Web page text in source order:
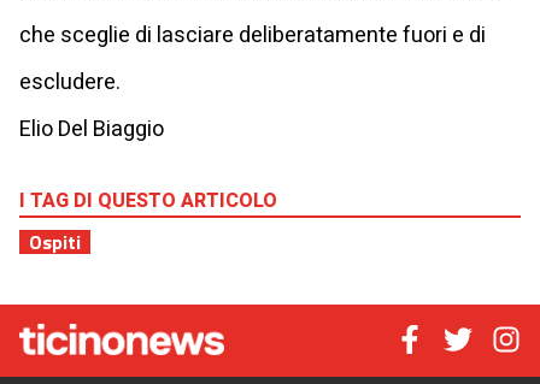
che sceglie di lasciare deliberatamente fuori e di
escludere.
Elio Del Biaggio
I TAG DI QUESTO ARTICOLO
Ospiti